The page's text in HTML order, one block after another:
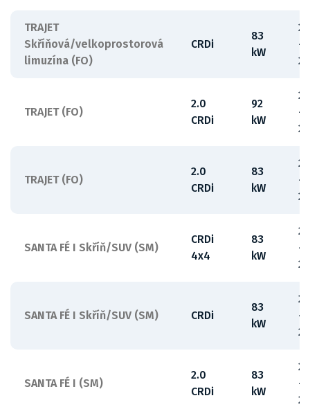
TRAJET
Skříňová/velkoprostorová
limuzína (FO)
CRDi
83
kW
-
TRAJET (FO)
2.0
CRDi
92
kW
-
TRAJET (FO)
2.0
CRDi
83
kW
-
SANTA FÉ I Skříň/SUV (SM)
CRDi
4x4
83
kW
-
SANTA FÉ I Skříň/SUV (SM) CRDi
83
kW
-
SANTA FÉ I (SM)
2.0
CRDi
83
kW
-